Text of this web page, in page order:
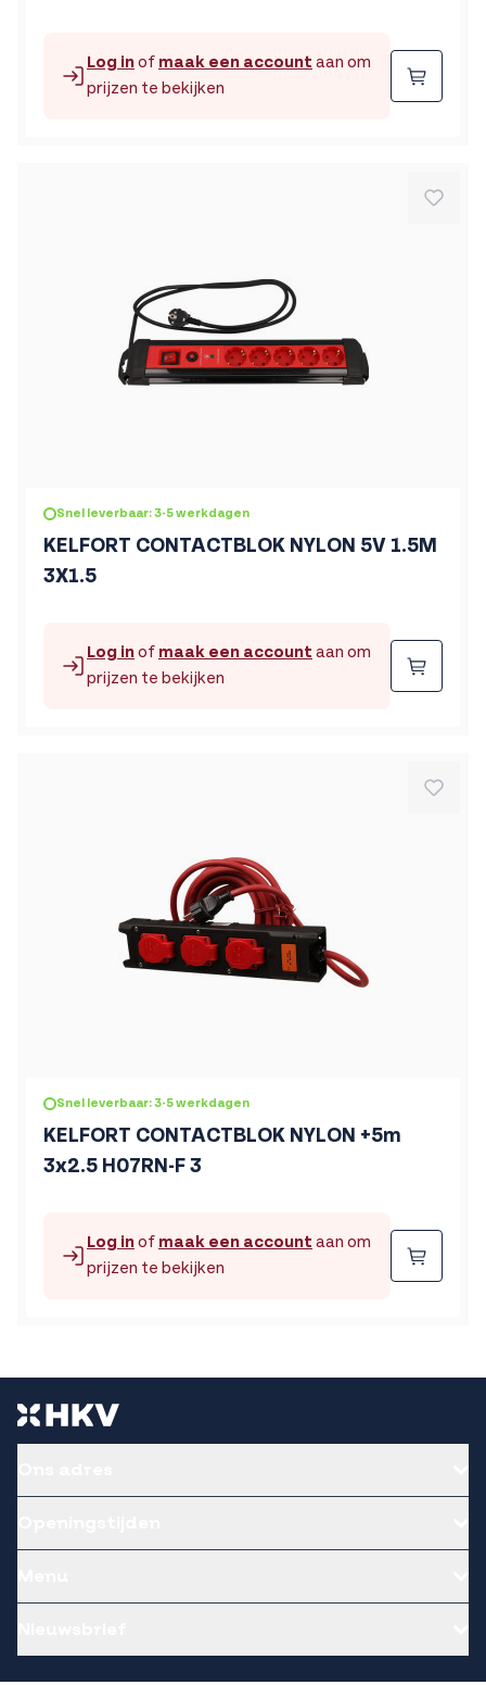
Log inof maak een account aan om
prijzen te bekijken
Snel leverbaar: 3-5 werkdagen
KELFORT CONTACTBLOK NYLON 5V 1.5M
3X1.5
Log inof maak een account aan om
prijzen te bekijken
Snel leverbaar: 3-5 werkdagen
KELFORT CONTACTBLOK NYLON +5m
3x2.5 H07RN-F 3
Log inof maak een account aan om
prijzen te bekijken